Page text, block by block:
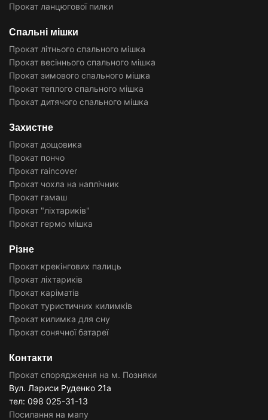
Прокат ланцюгової пилки
Спальні мішки
Прокат літнього спального мішка
Прокат весіннього спального мішка
Прокат зимового спального мішка
Прокат теплого спального мішка
Прокат дитячого спального мішка
Захистне
Прокат дощовика
Прокат пончо
Прокат raincover
Прокат чохла на наплічник
Прокат гамаш
Прокат "ліхтариків"
Прокат гермо мішка
Різне
Прокат крекінгових палиць
Прокат ліхтариків
Прокат каріматів
Прокат туристичних килимків
Прокат килимка для сну
Прокат сонячної батареї
Контакти
Прокат спорядження на м. Позняки
Вул. Лариси Руденко 21а
тел: 098 025-31-13
Посилання на мапу